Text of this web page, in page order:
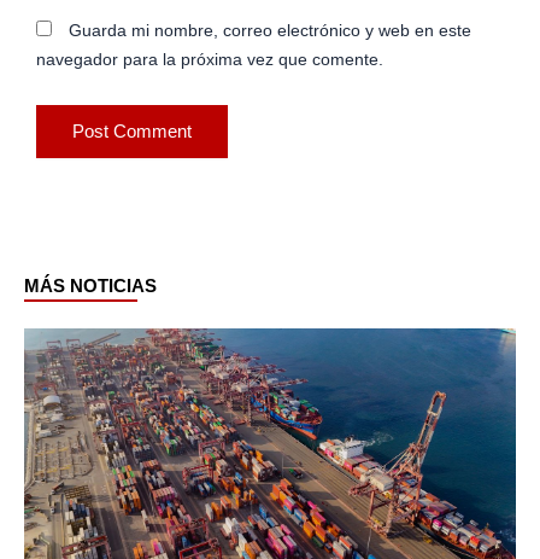
Guarda mi nombre, correo electrónico y web en este
navegador para la próxima vez que comente.
MÁS NOTICIAS
PagePage